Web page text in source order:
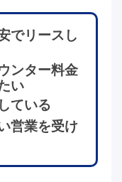
でリースし
ンター料金
い
ている
営業を受け